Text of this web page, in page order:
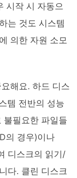
시작 시 자동으
는 것도 시스템
의한 자원 소모
해요. 하드 디스
템 전반의 성능
불필요한 파일들
의 경우)이나
디스크의 읽기/
다. 클린 디스크